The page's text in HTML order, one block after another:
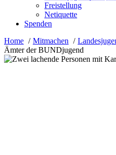
Freistellung
Netiquette
Spenden
Home
Mitmachen
Ämter der BUNDjugend